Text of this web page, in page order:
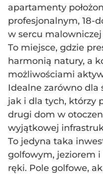
apartamenty
profesjonalnym, 18-
w sercu
To miejsce, gdzie
harmonią natury, a
możliwościami
Idealne zarówno
jak i dla tych, którzy
drugi dom w
wyjątkowej
To jedyna taka
golfowym, jeziorem
ręki. Pole golfowe,